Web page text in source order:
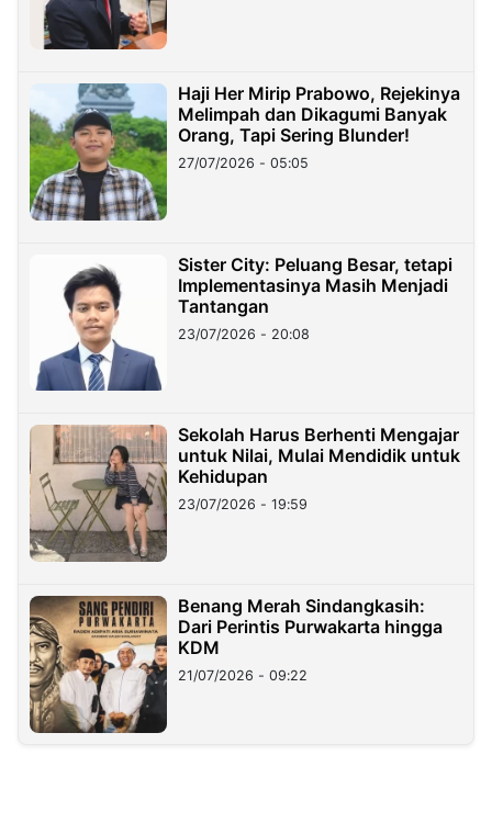
Haji Her Mirip Prabowo, Rejekinya
Melimpah dan Dikagumi Banyak
Orang, Tapi Sering Blunder!
27/07/2026 - 05:05
Sister City: Peluang Besar, tetapi
Implementasinya Masih Menjadi
Tantangan
23/07/2026 - 20:08
Sekolah Harus Berhenti Mengajar
untuk Nilai, Mulai Mendidik untuk
Kehidupan
23/07/2026 - 19:59
Benang Merah Sindangkasih:
Dari Perintis Purwakarta hingga
KDM
21/07/2026 - 09:22